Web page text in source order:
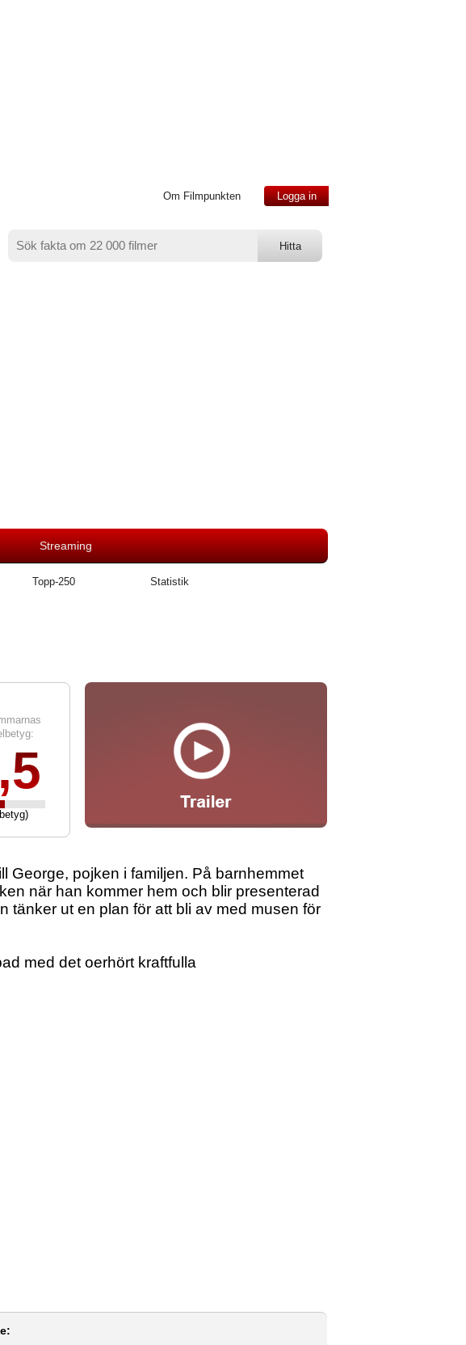
Om Filmpunkten Logga in
Streaming
Topp-250 Statistik
George, pojken i familjen. På barnhemmet
när han kommer hem och blir presenterad
tänker ut en plan för att bli av med musen för
med det oerhört kraftfulla